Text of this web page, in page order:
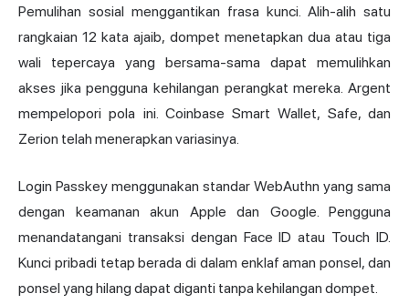
Pemulihan sosial menggantikan frasa kunci. Alih-alih satu
rangkaian 12 kata ajaib, dompet menetapkan dua atau tiga
wali tepercaya yang bersama-sama dapat memulihkan
akses jika pengguna kehilangan perangkat mereka. Argent
mempelopori pola ini. Coinbase Smart Wallet, Safe, dan
Zerion telah menerapkan variasinya.
Login Passkey menggunakan standar WebAuthn yang sama
dengan keamanan akun Apple dan Google. Pengguna
menandatangani transaksi dengan Face ID atau Touch ID.
Kunci pribadi tetap berada di dalam enklaf aman ponsel, dan
ponsel yang hilang dapat diganti tanpa kehilangan dompet.